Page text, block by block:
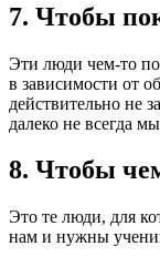
7. Чтобы
Эти люди чем-то
в зависимости от
действительно не
далеко не всегда
8. Чтобы
Это те люди, для
нам и нужны